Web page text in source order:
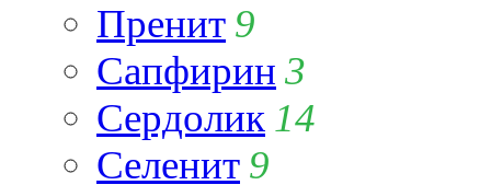
Пренит 9
Сапфирин 3
Сердолик 14
Селенит 9